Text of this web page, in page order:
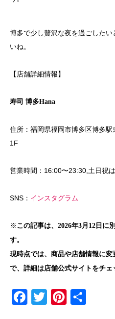
博多で少し贅沢な夜を過ごした
いね。
【店舗詳細情報】
寿司 博多Hana
住所：福岡県福岡市博多区博多
1F
営業時間：16:00〜23:30,土日祝
SNS： インスタグラム
※ この記事は、2026年3月12日に
す。
現時点では、商品や店舗情報に
で、詳細は店舗公式サイトをチェ
F
T
Pi